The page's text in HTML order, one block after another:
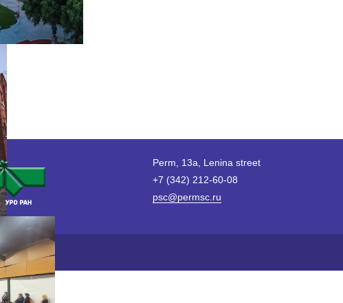
Perm, 13a, Lenina street
+7 (342) 212-60-08
psc@permsc.ru